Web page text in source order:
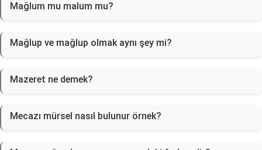
Mağlum mu malum mu?
Mağlup ve mağlup olmak aynı şey mi?
Mazeret ne demek?
Mecazı mürsel nasıl bulunur örnek?